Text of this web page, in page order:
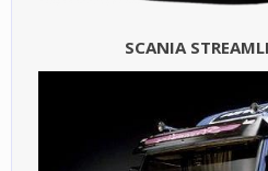
SCANIA